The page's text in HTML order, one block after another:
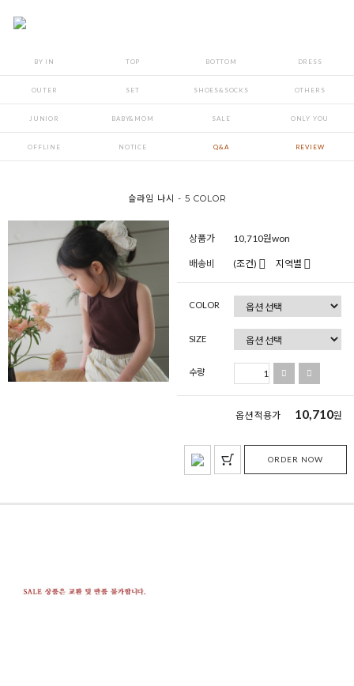
BY IN TOP BOTTOM DRESS
OUTER SET SHOES&SOCKS OTHERS
JUNIOR BABY&MOM SALE ONLY YOU
OFFLINE NOTICE Q&A REVIEW
슬라임 나시 - 5 COLOR
상품가 10,710원won
배송비 (조건) 지역별
COLOR
SIZE
수량
옵션 적용가 10,710원
ORDER NOW